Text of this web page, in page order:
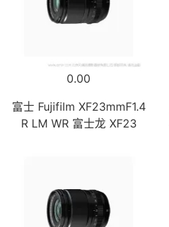
0.00
富士 Fujifilm XF23mmF1.4
R LM WR 富士龙 XF23